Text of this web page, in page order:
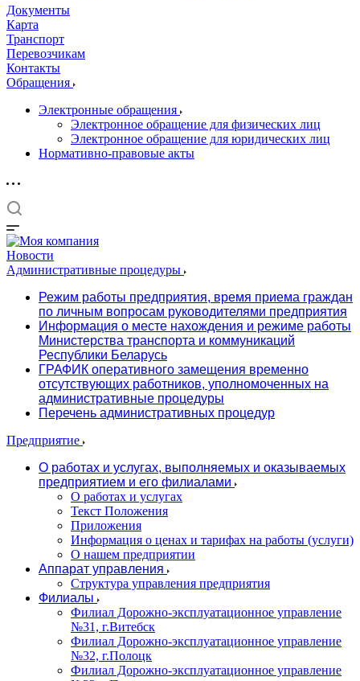
Документы
Карта
Транспорт
Перевозчикам
Контакты
Обращения
Электронные обращения
Электронное обращение для физических лиц
Электронное обращение для юридических лиц
Нормативно-правовые акты
Новости
Административные процедуры
Режим работы предприятия, время приема граждан
по личным вопросам руководителями предприятия
Информация о месте нахождения и режиме работы
Министерства транспорта и коммуникаций
Республики Беларусь
ГРАФИК оперативного замещения временно
отсутствующих работников, уполномоченных на
административные процедуры
Перечень административных процедур
Предприятие
О работах и услугах, выполняемых и оказываемых
предприятием и его филиалами
О работах и услугах
Текст Положения
Приложения
Информация о ценах и тарифах на работы (услуги)
О нашем предприятии
Аппарат управления
Структура управления предприятия
Филиалы
Филиал Дорожно-эксплуатационное управление
№31, г.Витебск
Филиал Дорожно-эксплуатационное управление
№32, г.Полоцк
Филиал Дорожно-эксплуатационное управление